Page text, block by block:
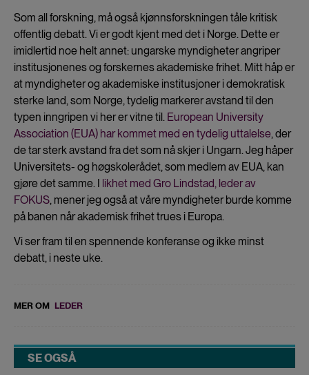
Som all forskning, må også kjønnsforskningen tåle kritisk
offentlig debatt. Vi er godt kjent med det i Norge. Dette er
imidlertid noe helt annet: ungarske myndigheter angriper
institusjonenes og forskernes akademiske frihet. Mitt håp er
at myndigheter og akademiske institusjoner i demokratisk
sterke land, som Norge, tydelig markerer avstand til den
typen inngripen vi her er vitne til. European University
Association (EUA) har kommet med en tydelig uttalelse, der
de tar sterk avstand fra det som nå skjer i Ungarn. Jeg håper
Universitets- og høgskolerådet, som medlem av EUA, kan
gjøre det samme. I likhet med Gro Lindstad, leder av
FOKUS, mener jeg også at våre myndigheter burde komme
på banen når akademisk frihet trues i Europa.
Vi ser fram til en spennende konferanse og ikke minst
debatt, i neste uke.
MER OM LEDER
SE OGSÅ